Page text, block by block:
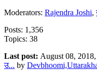
Moderators: Rajendra Joshi,
Posts: 1,356
Topics: 38
Last post: August 08,
उ... by